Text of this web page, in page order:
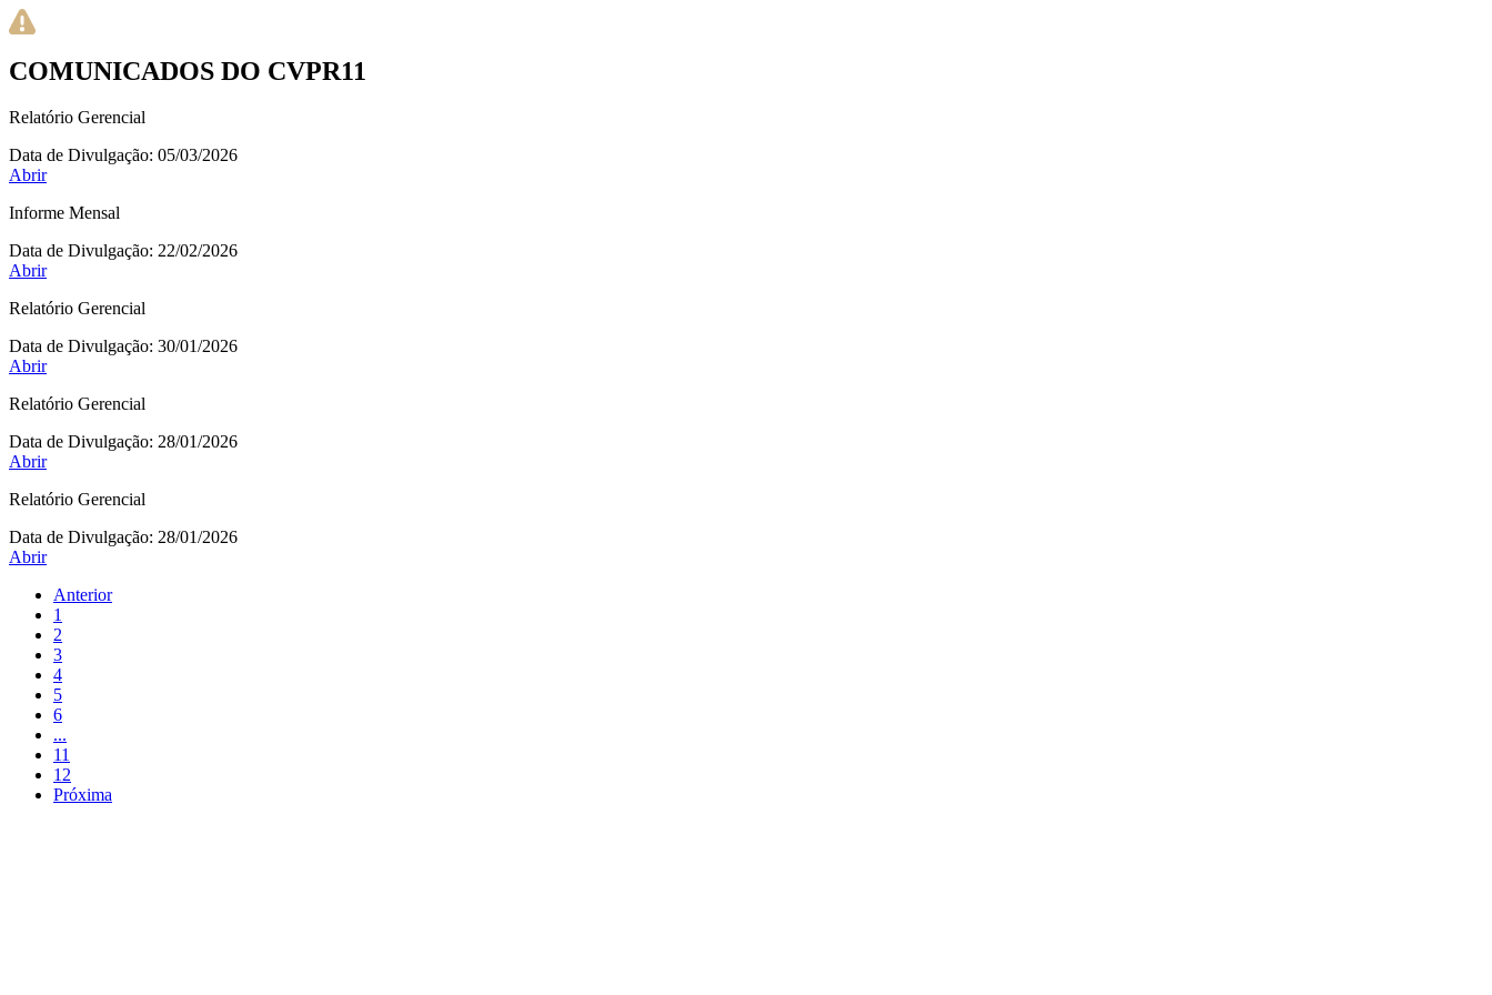
COMUNICADOS DO CVPR11
Relatório Gerencial
Data de Divulgação: 05/03/2026
Abrir
Informe Mensal
Data de Divulgação: 22/02/2026
Abrir
Relatório Gerencial
Data de Divulgação: 30/01/2026
Abrir
Relatório Gerencial
Data de Divulgação: 28/01/2026
Abrir
Relatório Gerencial
Data de Divulgação: 28/01/2026
Abrir
Anterior
1
2
3
4
5
6
...
11
12
Próxima